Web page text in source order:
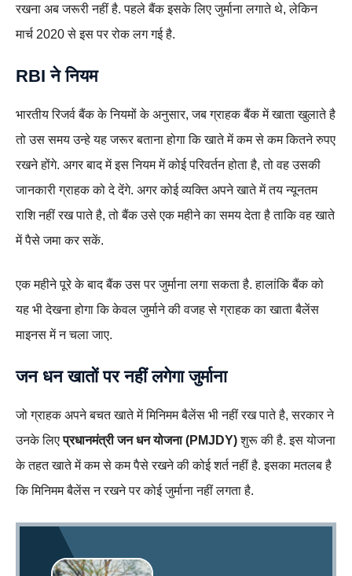
रखना अब जरूरी नहीं है. पहले बैंक इसके लिए जुर्माना लगाते थे, लेकिन
मार्च 2020 से इस पर रोक लग गई है.
RBI ने नियम
भारतीय रिजर्व बैंक के नियमों के अनुसार, जब ग्राहक बैंक में खाता खुलाते है
तो उस समय उन्हे यह जरूर बताना होगा कि खाते में कम से कम कितने रुपए
रखने होंगे. अगर बाद में इस नियम में कोई परिवर्तन होता है, तो वह उसकी
जानकारी ग्राहक को दे देंगे. अगर कोई व्यक्ति अपने खाते में तय न्यूनतम
राशि नहीं रख पाते है, तो बैंक उसे एक महीने का समय देता है ताकि वह खाते
में पैसे जमा कर सकें.
एक महीने पूरे के बाद बैंक उस पर जुर्माना लगा सकता है. हालांकि बैंक को
यह भी देखना होगा कि केवल जुर्माने की वजह से ग्राहक का खाता बैलेंस
माइनस में न चला जाए.
जन धनखातों पर नहीं लगेगा जुर्माना
जो ग्राहक अपने बचत खाते में मिनिमम बैलेंस भी नहीं रख पाते है, सरकार ने
उनके लिएप्रधानमंत्री जन धन योजना (PMJDY)शुरू की है. इस योजना
के तहत खाते में कम से कम पैसे रखने की कोई शर्त नहीं है. इसका मतलब है
कि मिनिमम बैलेंस न रखने पर कोई जुर्माना नहीं लगता है.